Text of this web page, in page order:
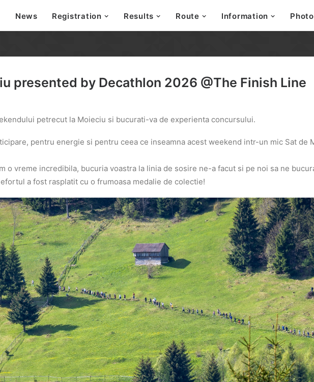
News Registration Results Route Information Photo
presented by Decathlon 2026 @The Finish Line
petrecut la Moieciu si bucurati-va de experienta concursului.
pentru energie si pentru ceea ce inseamna acest weekend intr-un mic Sat de
o vreme incredibila, bucuria voastra la linia de sosire ne-a facut si pe noi sa ne
a fost rasplatit cu o frumoasa medalie de colectie!